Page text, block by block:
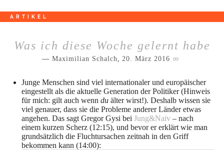
ARTIKEL
Was ich diese Woche gelernt habe
Maximilian Schalch, 20. März 2016
Junge Menschen sind viel internationaler und europäischer
eingestellt als die aktuelle Generation der Politiker (Hinweis
für mich: gilt auch wenn du älter wirst!). Deshalb wissen sie
viel genauer, dass sie die Probleme anderer Länder etwas
angehen. Das sagt Gregor Gysi bei Jung&Naiv – nach
einem kurzen Scherz (12:15), und bevor er erklärt wie man
grundsätzlich die Fluchtursachen zeitnah in den Griff
bekommen kann (14:00):